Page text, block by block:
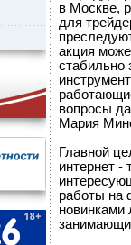
в Москве,
для
акция
стабильно
вопросы
Мария
Главной
интернет -
работы на
новинками